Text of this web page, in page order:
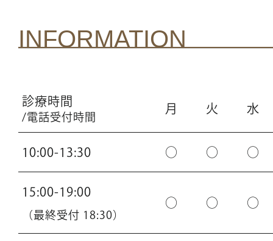
INFORMATION
診療時間
/電話受付時間
月 火 水
10:00-13:30 ○ ○ ○
15:00-19:00
（最終受付 18:30）
○ ○ ○